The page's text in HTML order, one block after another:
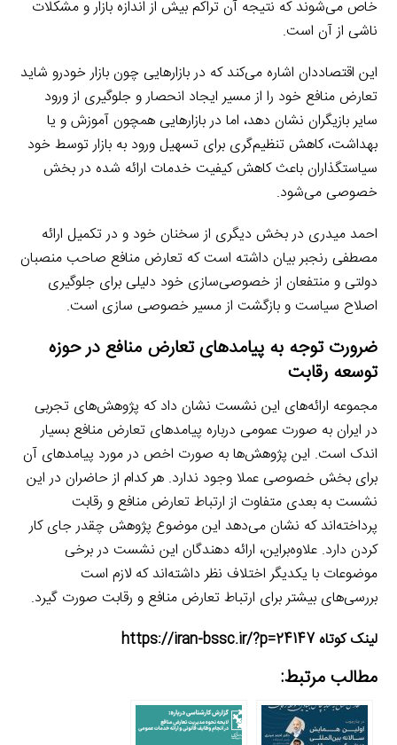
خاص می‌شوند که نتیجه آن تراکم بیش از اندازه بازار و مشکلات
ناشی از آن است.
این اقتصاددان اشاره می‌کند که در بازارهایی چون بازار خودرو شاید
تعارض منافع خود را از مسیر ایجاد انحصار و جلوگیری از ورود
سایر بازیگران نشان دهد، اما در بازارهایی همچون آموزش و یا
بهداشت، کاهش تنظیم‌گری برای تسهیل ورود به بازار توسط خود
سیاستگذاران باعث کاهش کیفیت خدمات ارائه شده در بخش
خصوصی می‌شود.
احمد میدری در بخش دیگری از سخنان خود و در تکمیل ارائه
مصطفی رنجبر بیان داشته است که تعارض منافع صاحب منصبان
دولتی و منتفعان از خصوصی‌سازی خود دلیلی برای جلوگیری
اصلاح سیاست و بازگشت از مسیر خصوصی سازی است.
ضرورت توجه به پیامدهای تعارض منافع در حوزه
توسعه رقابت
مجموعه ارائه‌های این نشست نشان داد که پژوهش‌های تجربی
در ایران به صورت عمومی درباره پیامدهای تعارض منافع بسیار
اندک است. این پژوهش‌ها به صورت اخص در مورد پیامدهای آن
برای بخش خصوصی عملا وجود ندارد. هر کدام از حاضران در این
نشست به بعدی متفاوت از ارتباط تعارض منافع و رقابت
پرداخته‌اند که نشان می‌دهد این موضوع پژوهش چقدر جای کار
کردن دارد. علاوه‌براین، ارائه دهندگان این نشست در برخی
موضوعات با یکدیگر اختلاف نظر داشته‌اند که لازم است
بررسی‌های بیشتر برای ارتباط تعارض منافع و رقابت صورت گیرد.
لینک کوتاه https://iran-bssc.ir/?p=24147
مطالب مرتبط: